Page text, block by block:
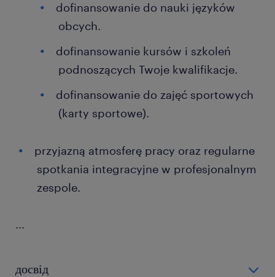
dofinansowanie do nauki języków
obcych.
dofinansowanie kursów i szkoleń
podnoszących Twoje kwalifikacje.
dofinansowanie do zajęć sportowych
(karty sportowe).
przyjazną atmosferę pracy oraz regularne
spotkania integracyjne w profesjonalnym
zespole.
...
досвід